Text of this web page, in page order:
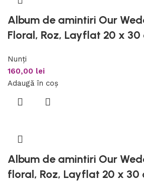
Album de amintiri Our
Floral, Roz, Layflat 20 x 30
Nunți
160,00 lei
Adaugă în coș
Album de amintiri Our
floral, Roz, Layflat 20 x 30